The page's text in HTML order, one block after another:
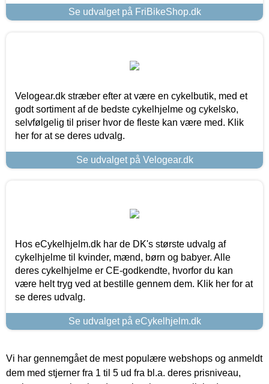
Se udvalget på FriBikeShop.dk
Velogear.dk stræber efter at være en cykelbutik, med et
godt sortiment af de bedste cykelhjelme og cykelsko,
selvfølgelig til priser hvor de fleste kan være med. Klik
her for at se deres udvalg.
Se udvalget på Velogear.dk
Hos eCykelhjelm.dk har de DK's største udvalg af
cykelhjelme til kvinder, mænd, børn og babyer. Alle
deres cykelhjelme er CE-godkendte, hvorfor du kan
være helt tryg ved at bestille gennem dem. Klik her for at
se deres udvalg.
Se udvalget på eCykelhjelm.dk
Vi har gennemgået de mest populære webshops og anmeldt
dem med stjerner fra 1 til 5 ud fra bl.a. deres prisniveau,